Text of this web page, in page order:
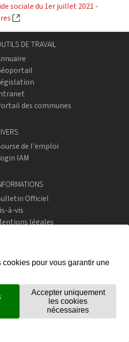
sociale du 1er juillet 2021 -
(Lien externe)
DE TRAVAIL
des communes
de l'emploi
IAM
Officiel
à-vis
légales